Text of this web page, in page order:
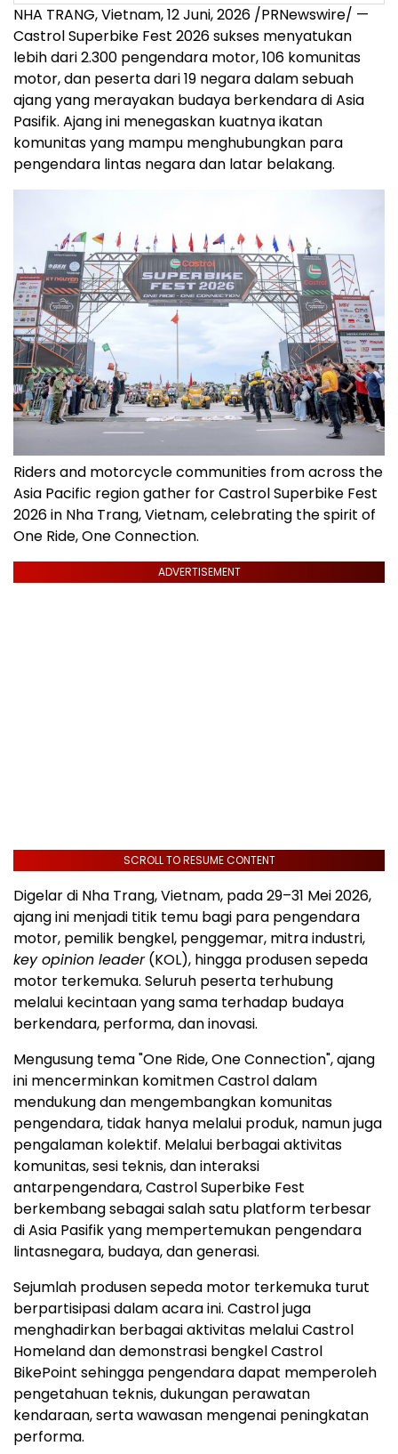
NHA TRANG, Vietnam,12 Juni, 2026 /PRNewswire/ —
Castrol Superbike Fest 2026 sukses menyatukan
lebih dari 2.300 pengendara motor, 106 komunitas
motor, dan peserta dari 19 negara dalam sebuah
ajang yang merayakan budaya berkendara di Asia
Pasifik. Ajang ini menegaskan kuatnya ikatan
komunitas yang mampu menghubungkan para
pengendara lintas negara dan latar belakang.
Riders and motorcycle communities from across the
Asia Pacific region gather for Castrol Superbike Fest
2026 in Nha Trang, Vietnam, celebrating the spirit of
One Ride, One Connection.
ADVERTISEMENT
SCROLL TO RESUME CONTENT
Digelar di Nha Trang, Vietnam, pada 29–31 Mei 2026,
ajang ini menjadi titik temu bagi para pengendara
motor, pemilik bengkel, penggemar, mitra industri,
key opinion leader(KOL), hingga produsen sepeda
motor terkemuka. Seluruh peserta terhubung
melalui kecintaan yang sama terhadap budaya
berkendara, performa, dan inovasi.
Mengusung tema "One Ride, One Connection", ajang
ini mencerminkan komitmen Castrol dalam
mendukung dan mengembangkan komunitas
pengendara, tidak hanya melalui produk, namun juga
pengalaman kolektif. Melalui berbagai aktivitas
komunitas, sesi teknis, dan interaksi
antarpengendara, Castrol Superbike Fest
berkembang sebagai salah satu platform terbesar
di Asia Pasifik yang mempertemukan pengendara
lintasnegara, budaya, dan generasi.
Sejumlah produsen sepeda motor terkemuka turut
berpartisipasi dalam acara ini. Castrol juga
menghadirkan berbagai aktivitas melalui Castrol
Homeland dan demonstrasi bengkel Castrol
BikePoint sehingga pengendara dapat memperoleh
pengetahuan teknis, dukungan perawatan
kendaraan, serta wawasan mengenai peningkatan
performa.